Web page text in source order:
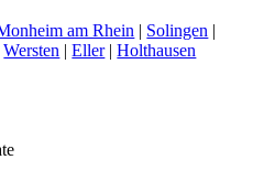
am Rhein | Solingen |
Wersten |Eller|Holthausen